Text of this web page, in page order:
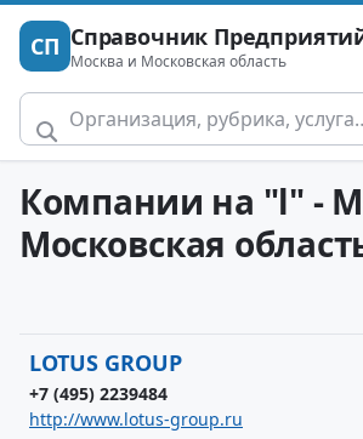
СП Справочник
Москва и Московская область
Компании на "l" -
Московская
LOTUS GROUP
+7 (495) 2239484
http://www.lotus-group.ru